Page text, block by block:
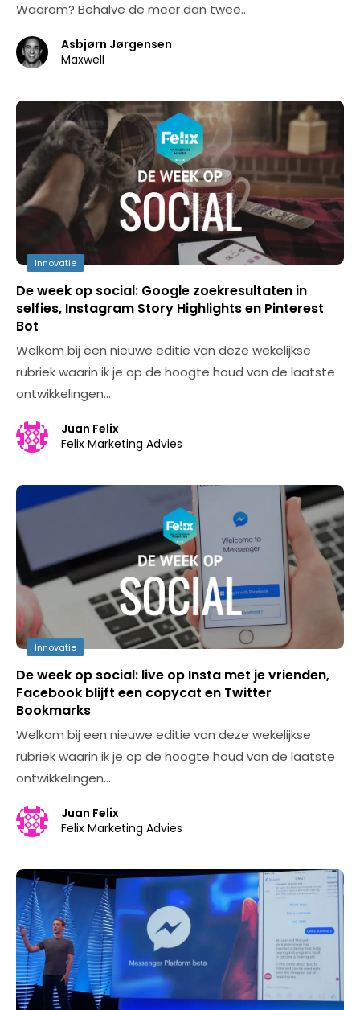
Waarom? Behalve de meer dan twee…
Asbjørn Jørgensen
Maxwell
Innovatie
De week op social: Google zoekresultaten in
selfies, Instagram Story Highlights en Pinterest
Bot
Welkom bij een nieuwe editie van deze wekelijkse
rubriek waarin ik je op de hoogte houd van de laatste
ontwikkelingen…
Juan Felix
Felix Marketing Advies
Innovatie
De week op social: live op Insta met je vrienden,
Facebook blijft een copycat en Twitter
Bookmarks
Welkom bij een nieuwe editie van deze wekelijkse
rubriek waarin ik je op de hoogte houd van de laatste
ontwikkelingen…
Juan Felix
Felix Marketing Advies